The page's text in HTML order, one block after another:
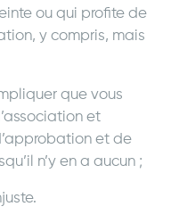
ou qui profite de
y compris, mais
que vous
et
et de
n’y en a aucun ;